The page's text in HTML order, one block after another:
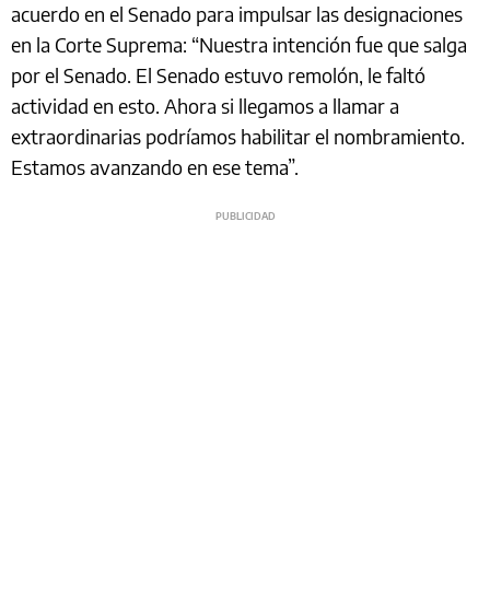
acuerdo en el Senado para impulsar las designaciones
en la Corte Suprema: “Nuestra intención fue que salga
por el Senado. El Senado estuvo remolón, le faltó
actividad en esto. Ahora si llegamos a llamar a
extraordinarias podríamos habilitar el nombramiento.
Estamos avanzando en ese tema”.